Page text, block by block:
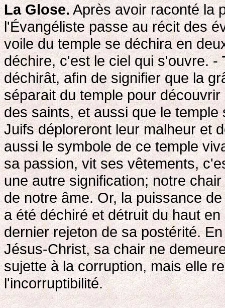
La Glose.Après avoir raconté la
l'Évangéliste passe au récit des
voile du temple se déchira en
déchire, c'est le ciel qui s'ouvre. -
déchirât, afin de signifier que la
séparait du temple pour
des saints, et aussi que le
Juifs déploreront leur malheur et
aussi le symbole de ce temple
sa passion, vit ses vêtements,
une autre signification; notre
de notre âme. Or, la puissance
a été déchiré et détruit du haut
dernier rejeton de sa postérité.
Jésus-Christ, sa chair ne
sujette à la corruption, mais elle
l'incorruptibilité.